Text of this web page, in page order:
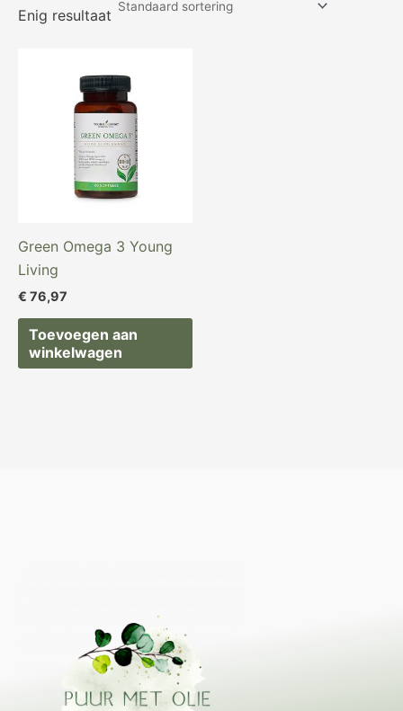
Enig resultaat
Green Omega 3 Young
Living
€ 76,97
Toevoegen aan
winkelwagen